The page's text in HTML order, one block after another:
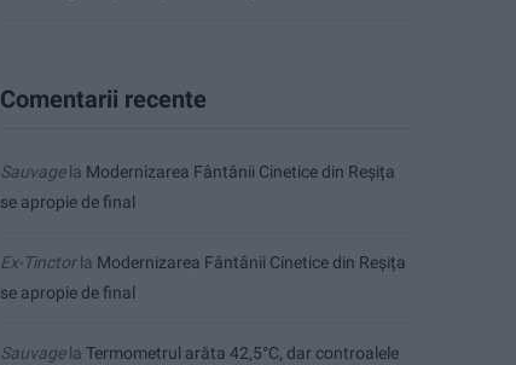
Comentarii recente
Sauvagela Modernizarea Fântânii Cinetice din Reșița
se apropie de final
Ex-Tinctorla Modernizarea Fântânii Cinetice din Reșița
se apropie de final
Sauvagela Termometrul arăta 42,5°C, dar controalele